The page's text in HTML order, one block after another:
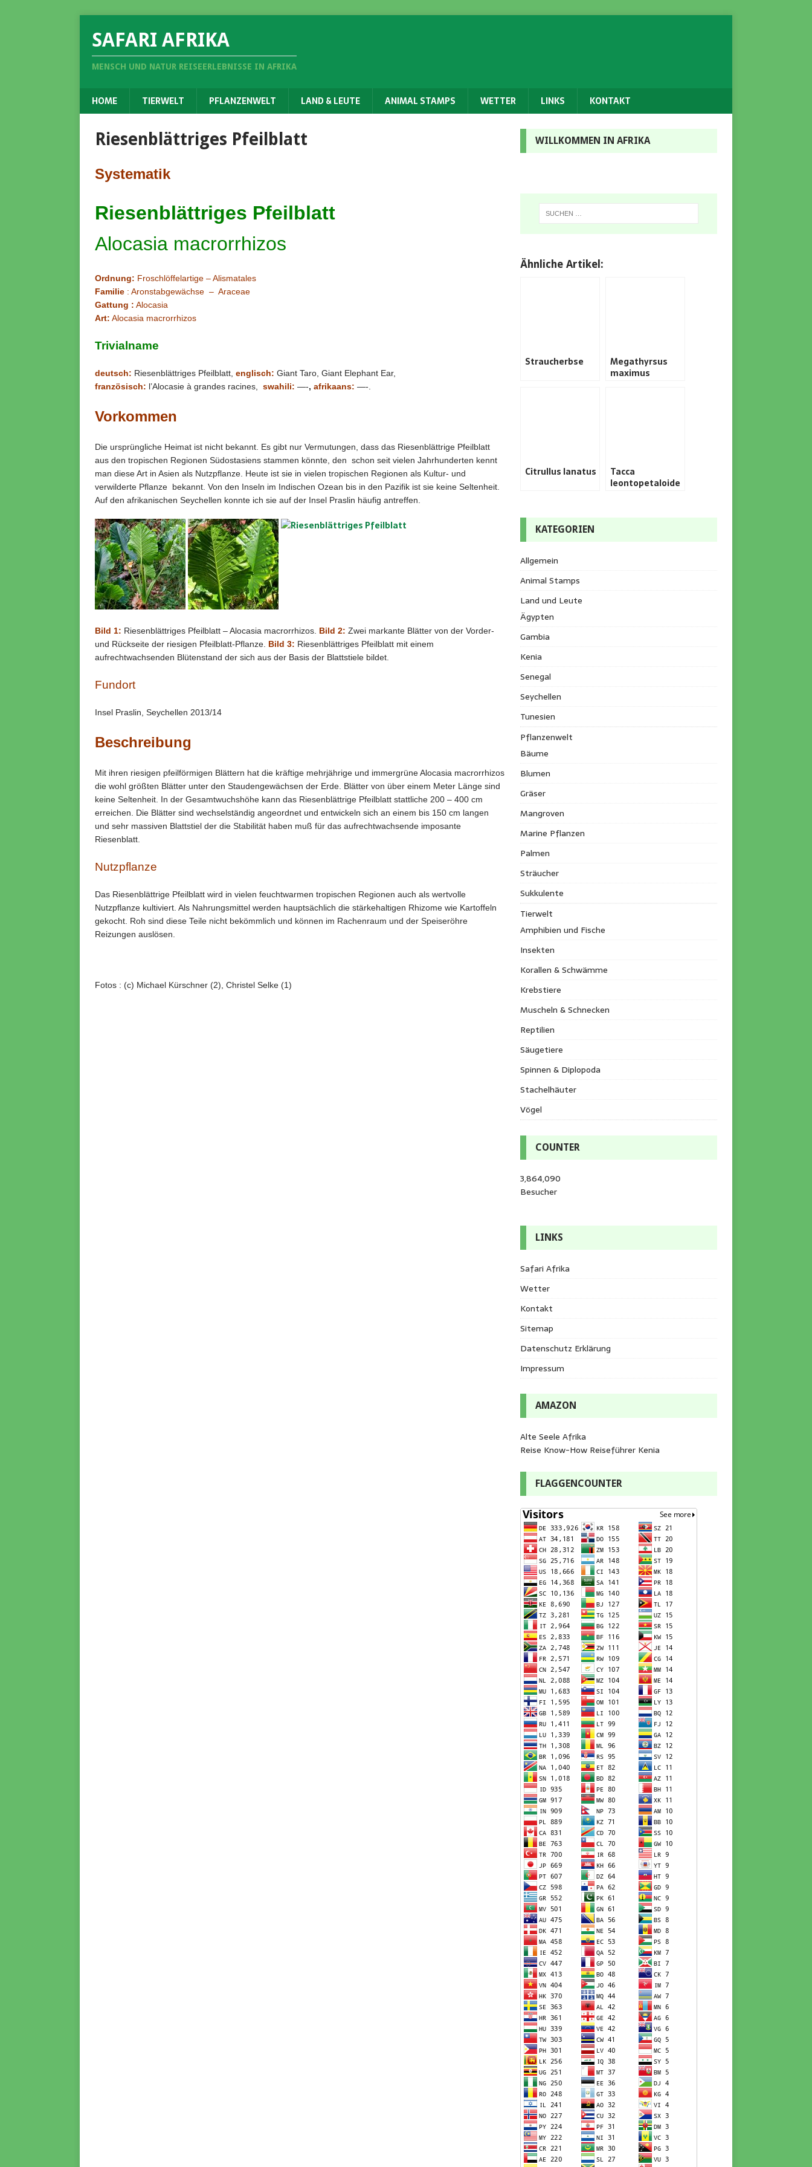
SAFARI AFRIKA
MENSCH UND NATUR REISEERLEBNISSE IN AFRIKA
HOME TIERWELT PFLANZENWELT LAND & LEUTE ANIMAL STAMPS WETTER LINKS KONTAKT
Riesenblättriges Pfeilblatt
Systematik
Riesenblättriges Pfeilblatt
Alocasia macrorrhizos
Ordnung: Froschlöffelartige – Alismatales
Familie : Aronstabgewächse – Araceae
Gattung : Alocasia
Art: Alocasia macrorrhizos
Trivialname
deutsch: Riesenblättriges Pfeilblatt, englisch: Giant Taro, Giant Elephant Ear,
französisch: l’Alocasie à grandes racines, swahili: —-, afrikaans: —-.
Vorkommen
Die ursprüngliche Heimat ist nicht bekannt. Es gibt nur Vermutungen, dass das Riesenblättrige Pfeilblatt
aus den tropischen Regionen Südostasiens stammen könnte, den schon seit vielen Jahrhunderten kennt
man diese Art in Asien als Nutzpflanze. Heute ist sie in vielen tropischen Regionen als Kultur- und
verwilderte Pflanze bekannt. Von den Inseln im Indischen Ozean bis in den Pazifik ist sie keine Seltenheit.
Auf den afrikanischen Seychellen konnte ich sie auf der Insel Praslin häufig antreffen.
Bild 1: Riesenblättriges Pfeilblatt – Alocasia macrorrhizos. Bild 2: Zwei markante Blätter von der Vorder-
und Rückseite der riesigen Pfeilblatt-Pflanze. Bild 3: Riesenblättriges Pfeilblatt mit einem
aufrechtwachsenden Blütenstand der sich aus der Basis der Blattstiele bildet.
Fundort
Insel Praslin, Seychellen 2013/14
Beschreibung
Mit ihren riesigen pfeilförmigen Blättern hat die kräftige mehrjährige und immergrüne Alocasia macrorrhizos
die wohl größten Blätter unter den Staudengewächsen der Erde. Blätter von über einem Meter Länge sind
keine Seltenheit. In der Gesamtwuchshöhe kann das Riesenblättrige Pfeilblatt stattliche 200 – 400 cm
erreichen. Die Blätter sind wechselständig angeordnet und entwickeln sich an einem bis 150 cm langen
und sehr massiven Blattstiel der die Stabilität haben muß für das aufrechtwachsende imposante
Riesenblatt.
Nutzpflanze
Das Riesenblättrige Pfeilblatt wird in vielen feuchtwarmen tropischen Regionen auch als wertvolle
Nutzpflanze kultiviert. Als Nahrungsmittel werden hauptsächlich die stärkehaltigen Rhizome wie Kartoffeln
gekocht. Roh sind diese Teile nicht bekömmlich und können im Rachenraum und der Speiseröhre
Reizungen auslösen.
Fotos : (c) Michael Kürschner (2), Christel Selke (1)
WILLKOMMEN IN AFRIKA
Ähnliche Artikel:
Straucherbse
Megathyrsus
maximus
Citrullus lanatus
Tacca
leontopetaloide
KATEGORIEN
Allgemein
Animal Stamps
Land und Leute
Ägypten
Gambia
Kenia
Senegal
Seychellen
Tunesien
Pflanzenwelt
Bäume
Blumen
Gräser
Mangroven
Marine Pflanzen
Palmen
Sträucher
Sukkulente
Tierwelt
Amphibien und Fische
Insekten
Korallen & Schwämme
Krebstiere
Muscheln & Schnecken
Reptilien
Säugetiere
Spinnen & Diplopoda
Stachelhäuter
Vögel
COUNTER
3,864,090
Besucher
LINKS
Safari Afrika
Wetter
Kontakt
Sitemap
Datenschutz Erklärung
Impressum
AMAZON
Alte Seele Afrika
Reise Know-How Reiseführer Kenia
FLAGGENCOUNTER